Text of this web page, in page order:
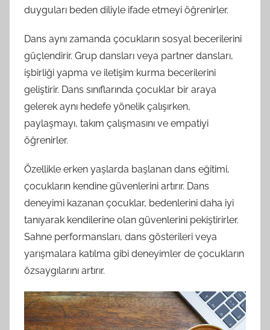
duyguları beden diliyle ifade etmeyi öğrenirler.
Dans aynı zamanda çocukların sosyal becerilerini
güçlendirir. Grup dansları veya partner dansları,
işbirliği yapma ve iletişim kurma becerilerini
geliştirir. Dans sınıflarında çocuklar bir araya
gelerek aynı hedefe yönelik çalışırken,
paylaşmayı, takım çalışmasını ve empatiyi
öğrenirler.
Özellikle erken yaşlarda başlanan dans eğitimi,
çocukların kendine güvenlerini artırır. Dans
deneyimi kazanan çocuklar, bedenlerini daha iyi
tanıyarak kendilerine olan güvenlerini pekiştirirler.
Sahne performansları, dans gösterileri veya
yarışmalara katılma gibi deneyimler de çocukların
özsaygılarını artırır.